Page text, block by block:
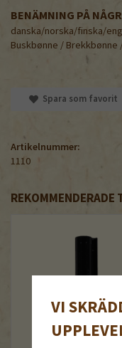
BENÄMNING PÅ
danska/norska/finska/
Buskbønne / Brekkbønne
Spara som favorit
Artikelnummer:
1110
VI